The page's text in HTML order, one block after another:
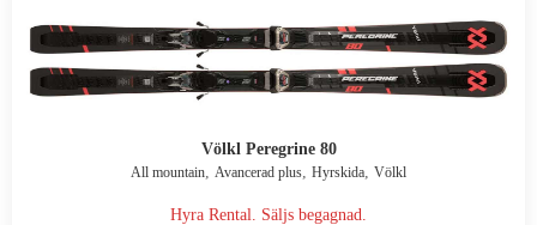
Völkl Peregrine 80
All mountain, Avancerad plus, Hyrskida, Völkl
Hyra Rental. Säljs begagnad.